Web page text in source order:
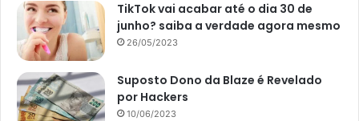
TikTok vai acabar até o dia 30 de
junho? saiba a verdade agora mesmo
26/05/2023
Suposto Dono da Blaze é Revelado
por Hackers
10/06/2023